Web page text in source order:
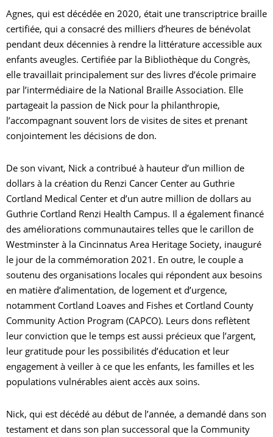
Agnes, qui est décédée en 2020, était une transcriptrice braille
certifiée, qui a consacré des milliers d’heures de bénévolat
pendant deux décennies à rendre la littérature accessible aux
enfants aveugles. Certifiée par la Bibliothèque du Congrès,
elle travaillait principalement sur des livres d’école primaire
par l’intermédiaire de la National Braille Association. Elle
partageait la passion de Nick pour la philanthropie,
l’accompagnant souvent lors de visites de sites et prenant
conjointement les décisions de don.
De son vivant, Nick a contribué à hauteur d’un million de
dollars à la création du Renzi Cancer Center au Guthrie
Cortland Medical Center et d’un autre million de dollars au
Guthrie Cortland Renzi Health Campus. Il a également financé
des améliorations communautaires telles que le carillon de
Westminster à la Cincinnatus Area Heritage Society, inauguré
le jour de la commémoration 2021. En outre, le couple a
soutenu des organisations locales qui répondent aux besoins
en matière d’alimentation, de logement et d’urgence,
notamment Cortland Loaves and Fishes et Cortland County
Community Action Program (CAPCO). Leurs dons reflètent
leur conviction que le temps est aussi précieux que l’argent,
leur gratitude pour les possibilités d’éducation et leur
engagement à veiller à ce que les enfants, les familles et les
populations vulnérables aient accès aux soins.
Nick, qui est décédé au début de l’année, a demandé dans son
testament et dans son plan successoral que la Community